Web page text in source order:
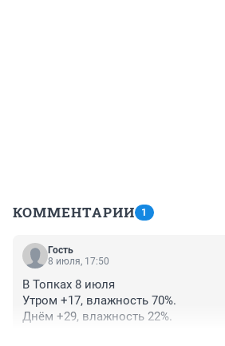
КОММЕНТАРИИ 1
Гость
8 июля, 17:50
В Топках 8 июля
Утром +17, влажность 70%.
Днём +29, влажность 22%.